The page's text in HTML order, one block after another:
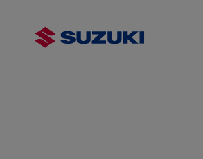
principal